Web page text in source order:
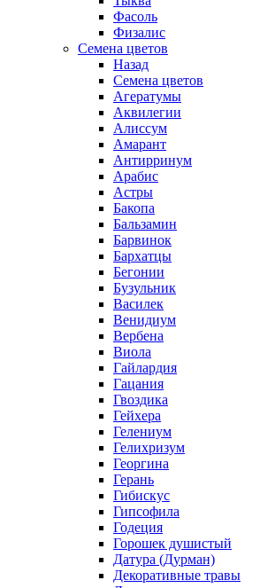
Фасоль
Физалис
Семена цветов
Назад
Семена цветов
Агератумы
Аквилегии
Алиссум
Амарант
Антирринум
Арабис
Астры
Бакопа
Бальзамин
Барвинок
Бархатцы
Бегонии
Бузульник
Василек
Венидиум
Вербена
Виола
Гайлардия
Гацания
Гвоздика
Гейхера
Гелениум
Гелихризум
Георгина
Герань
Гибискус
Гипсофила
Годеция
Горошек душистый
Датура (Дурман)
Декоративные травы